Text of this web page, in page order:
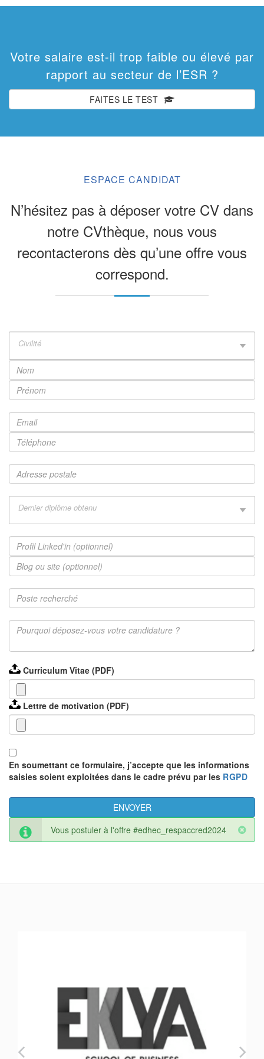
constitue un atout apprécié.
• Structurée et rigoureuse.
• À l'aise avec les données et les outils.
• Capable de faire avancer les sujets dans
un environnement complexe.
• Un poste stratégique en création.
• Une mission à fort impact sur l'organisation.
• Des projets structurants et visibles.
institution reconnue.
• Une école engagée autour de valeurs de
• Un cadre de vie privilégié au cœur de
Grenoble.
• CDI – Statut Cadre
• Grenoble
• Télétravail : jusqu'à 2 jours par semaine
• Rémunération : 60 000 € à 80 000 € brut
• Tickets restaurant, mutuelle, CSE
• Plus de 9 semaines de congés
Vous souhaitez postuler :
c.mollard@headway-advisory.com
...
Votre salaire est-il trop faible ou élevé par
rapport au secteur de l’ESR ?
FAITES LE TEST
ESPACE CANDIDAT
N’hésitez pas à déposer votre CV dans
notre CVthèque, nous vous
recontacterons dès qu’une offre vous
correspond.
Civilité
Dernier diplôme obtenu
Curriculum Vitae (PDF)
Lettre de motivation (PDF)
En soumettant ce formulaire, j’accepte que les informations
saisies soient exploitées dans le cadre prévu par les RGPD
Vous postuler à l'offre #edhec_respaccred2024